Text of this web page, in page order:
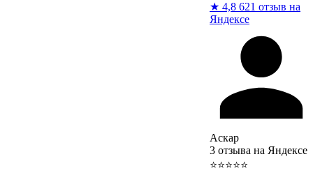
★ 4,8 621 отзыв на
Яндексе
Аскар
3 отзыва на Яндексе
⭐⭐⭐⭐⭐